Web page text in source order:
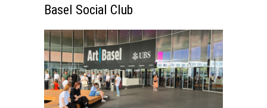
Basel Social Club